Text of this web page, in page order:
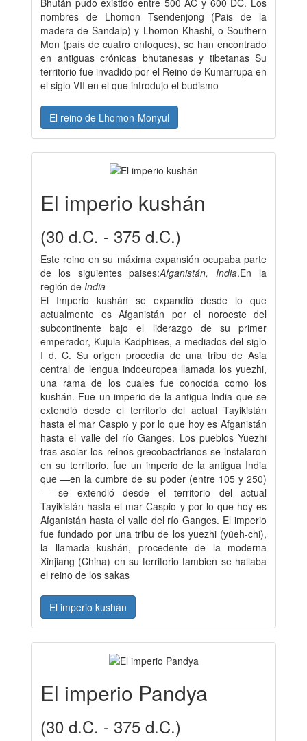
nombres de Lhomon Tsendenjong (Pais de la
madera de Sandalp) y Lhomon Khashi, o Southern
Mon (país de cuatro enfoques), se han encontrado
en antiguas crónicas bhutanesas y tibetanas Su
territorio fue invadido por el Reino de Kumarrupa en
el siglo VII en el que introdujo el budismo
El reino de Lhomon-Monyul
El imperio kushán
(30 d.C. - 375 d.C.)
Este reino en su máxima expansión ocupaba parte
de los siguientes paises:Afganistán, India.En la
región de India
El Imperio kushán se expandió desde lo que
actualmente es Afganistán por el noroeste del
subcontinente bajo el liderazgo de su primer
emperador, Kujula Kadphises, a mediados del siglo
I d. C. Su origen procedía de una tribu de Asia
central de lengua indoeuropea llamada los yuezhi,
una rama de los cuales fue conocida como los
kushán. Fue un imperio de la antigua India que se
extendió desde el territorio del actual Tayikistán
hasta el mar Caspio y por lo que hoy es Afganistán
hasta el valle del río Ganges. Los pueblos Yuezhi
tras asolar los reinos grecobactrianos se instalaron
en su territorio. fue un imperio de la antigua India
que —en la cumbre de su poder (entre 105 y 250)
— se extendió desde el territorio del actual
Tayikistán hasta el mar Caspio y por lo que hoy es
Afganistán hasta el valle del río Ganges. El imperio
fue fundado por una tribu de los yuezhi (yüeh-chi),
la llamada kushán, procedente de la moderna
Xinjiang (China) en su territorio tambien se hallaba
el reino de los sakas
El imperio kushán
El imperio Pandya
(30 d.C. - 375 d.C.)